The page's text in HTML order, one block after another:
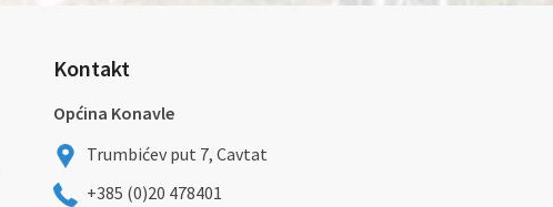
Kontakt
Općina Konavle
Trumbićev put 7, Cavtat
+385 (0)20 478401